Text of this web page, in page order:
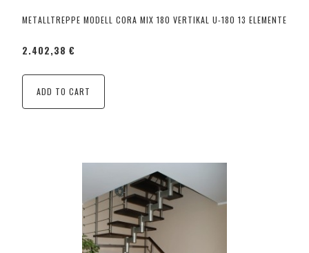
METALLTREPPE MODELL CORA MIX 180 VERTIKAL U-180 13 ELEMENTE
2.402,38 €
ADD TO CART